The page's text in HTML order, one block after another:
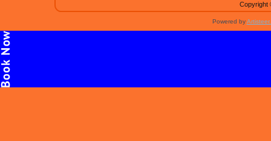
Copyright
Powered by